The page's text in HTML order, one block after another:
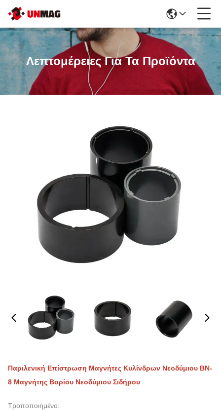
Λεπτομέρειες Για Τα Προϊόντα
Παριλενική Επίστρωση Μαγνήτες Κυλίνδρων Νεοδύμιου BN-
8 Μαγνήτης Βορίου Νεοδύμιου Σιδήρου
Τροποποιημένο: